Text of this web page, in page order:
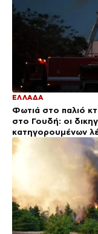
ΕΛΛΑΔΑ
Φωτιά στο παλιό
στο Γουδή: οι
κατηγορουμένων
περιέχει πλήθος
κενών»